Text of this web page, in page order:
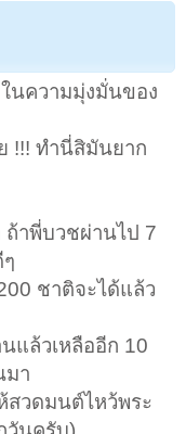
นความมุ่งมั่นของ
!!! ทำนี่สิมันยาก
ถ้าพี่บวชผ่านไป 7
ชาติจะได้แล้ว
แล้วเหลืออีก 10
มา
สวดมนต์ไหว้พระ